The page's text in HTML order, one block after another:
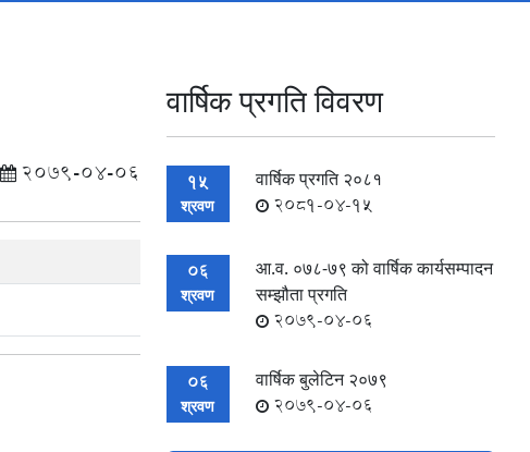
2079-04-06
वार्षिक प्रगति विवरण
15
श्रवण
वार्षिक प्रगति २०८१
2081-04-15
06
श्रवण
आ.व. ०७८-७९ को वार्षिक कार्यसम्पादन
सम्झौता प्रगति
2079-04-06
06
श्रवण
वार्षिक बुलेटिन २०७९
2079-04-06